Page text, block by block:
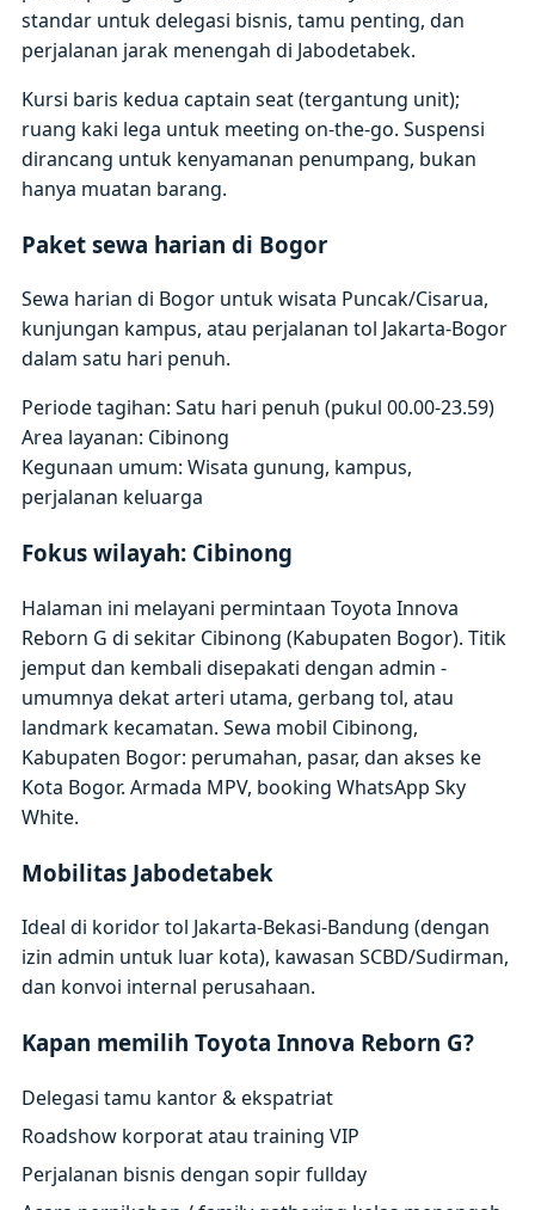
standar untuk delegasi bisnis, tamu penting, dan
perjalanan jarak menengah di Jabodetabek.
Kursi baris kedua captain seat (tergantung unit);
ruang kaki lega untuk meeting on-the-go. Suspensi
dirancang untuk kenyamanan penumpang, bukan
hanya muatan barang.
Paket sewa harian di Bogor
Sewa harian di Bogor untuk wisata Puncak/Cisarua,
kunjungan kampus, atau perjalanan tol Jakarta-Bogor
dalam satu hari penuh.
Periode tagihan: Satu hari penuh (pukul 00.00-23.59)
Area layanan: Cibinong
Kegunaan umum: Wisata gunung, kampus,
perjalanan keluarga
Fokus wilayah: Cibinong
Halaman ini melayani permintaan Toyota Innova
Reborn G di sekitar Cibinong (Kabupaten Bogor). Titik
jemput dan kembali disepakati dengan admin -
umumnya dekat arteri utama, gerbang tol, atau
landmark kecamatan. Sewa mobil Cibinong,
Kabupaten Bogor: perumahan, pasar, dan akses ke
Kota Bogor. Armada MPV, booking WhatsApp Sky
White.
Mobilitas Jabodetabek
Ideal di koridor tol Jakarta-Bekasi-Bandung (dengan
izin admin untuk luar kota), kawasan SCBD/Sudirman,
dan konvoi internal perusahaan.
Kapan memilih Toyota Innova Reborn G?
Delegasi tamu kantor & ekspatriat
Roadshow korporat atau training VIP
Perjalanan bisnis dengan sopir fullday